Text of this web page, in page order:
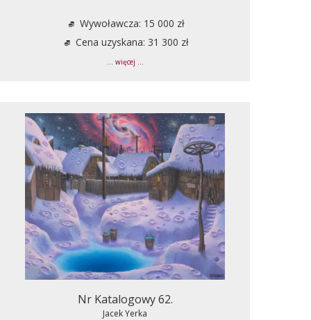
Wywoławcza: 15 000 zł
Cena uzyskana: 31 300 zł
... więcej ...
Nr Katalogowy 62.
Jacek Yerka